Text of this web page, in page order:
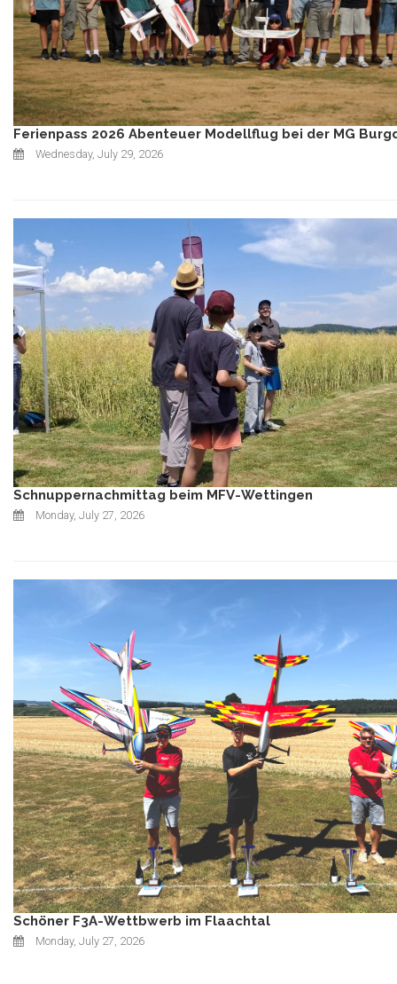
Ferienpass 2026 Abenteuer Modellflug bei der MG
Wednesday, July 29, 2026
Schnuppernachmittag beim MFV-Wettingen
Monday, July 27, 2026
Schöner F3A-Wettbwerb im Flaachtal
Monday, July 27, 2026